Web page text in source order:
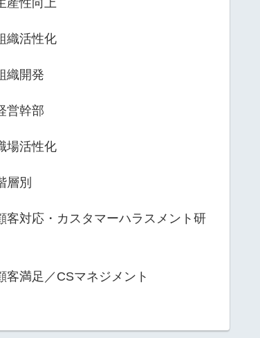
織活性化
織開発
営幹部
場活性化
層別
客対応・カスタマーハラスメント研
客満足／CSマネジメント